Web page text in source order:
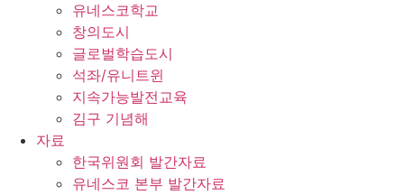
유네스코학교
창의도시
글로벌학습도시
석좌/유니트윈
지속가능발전교육
김구 기념해
자료
한국위원회 발간자료
유네스코 본부 발간자료